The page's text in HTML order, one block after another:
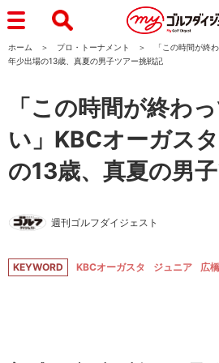
ホーム プロ・トーナメント
「この時間が終
年少出場の13歳、真夏の男子ツアー挑戦記
「この時間が終わ
い」KBCオーガス
の13歳、真夏の男
週刊ゴルフダイジェスト
KEYWORD KBCオーガスタ ジュニア 広